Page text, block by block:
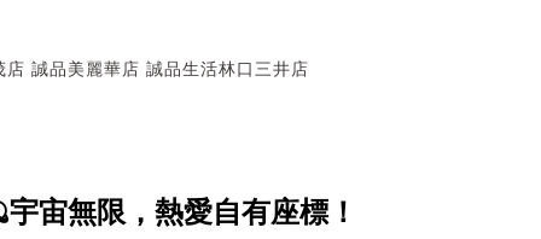
店 誠品美麗華店 誠品生活林口三井店
宙無限，熱愛自有座標！